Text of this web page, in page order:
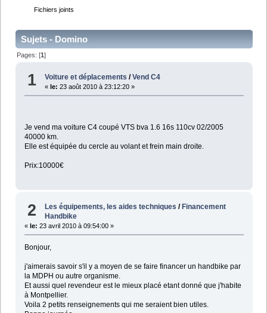
Fichiers joints
Sujets - Domino
Pages: [1]
1 Voiture et déplacements /Vend C4
«le: 23 août 2010 à 23:12:20 »
Je vend ma voiture C4 coupé VTS bva 1.6 16s 110cv 02/2005
40000 km.
Elle est équipée du cercle au volant et frein main droite.
Prix:10000€
2 Les équipements, les aides techniques / Financement
Handbike
« le: 23 avril 2010 à 09:54:00 »
Bonjour,
j'aimerais savoir s'il y a moyen de se faire financer un handbike par
la MDPH ou autre organisme.
Et aussi quel revendeur est le mieux placé etant donné que j'habite
à Montpellier.
Voila 2 petits renseignements qui me seraient bien utiles.